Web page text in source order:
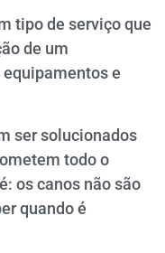
tipo de serviço que
de um
e
ser solucionados
todo o
os canos não são
quando é